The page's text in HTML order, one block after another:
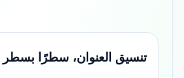
تنسيق العنوان، سطرًا بسطر